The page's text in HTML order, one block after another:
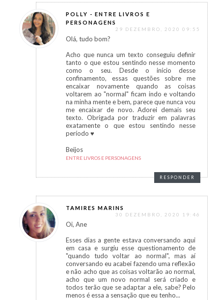
POLLY - ENTRE LIVROS E
PERSONAGENS
29 DEZEMBRO, 2020 09:55
Olá, tudo bom?
Acho que nunca um texto conseguiu definir
tanto o que estou sentindo nesse momento
como o seu. Desde o início desse
confinamento, essas questões sobre me
encaixar novamente quando as coisas
voltarem ao "normal" ficam indo e voltando
na minha mente e bem, parece que nunca vou
me encaixar de novo. Adorei demais seu
texto. Obrigada por traduzir em palavras
exatamente o que estou sentindo nesse
período ♥
Beijos
ENTRE LIVROS E PERSONAGENS
RESPONDER
TAMIRES MARINS
30 DEZEMBRO, 2020 19:46
Oi, Ane
Esses dias a gente estava conversando aqui
em casa e surgiu esse questionamento de
"quando tudo voltar ao normal", mas aí
conversando eu acabei fazendo uma reflexão
e não acho que as coisas voltarão ao normal,
acho que um novo normal será criado e
todos terão que se adaptar a ele, sabe? Pelo
menos é essa a sensação que eu tenho...